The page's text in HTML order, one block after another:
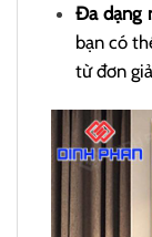
Đa dạng
bạn có
từ đơn